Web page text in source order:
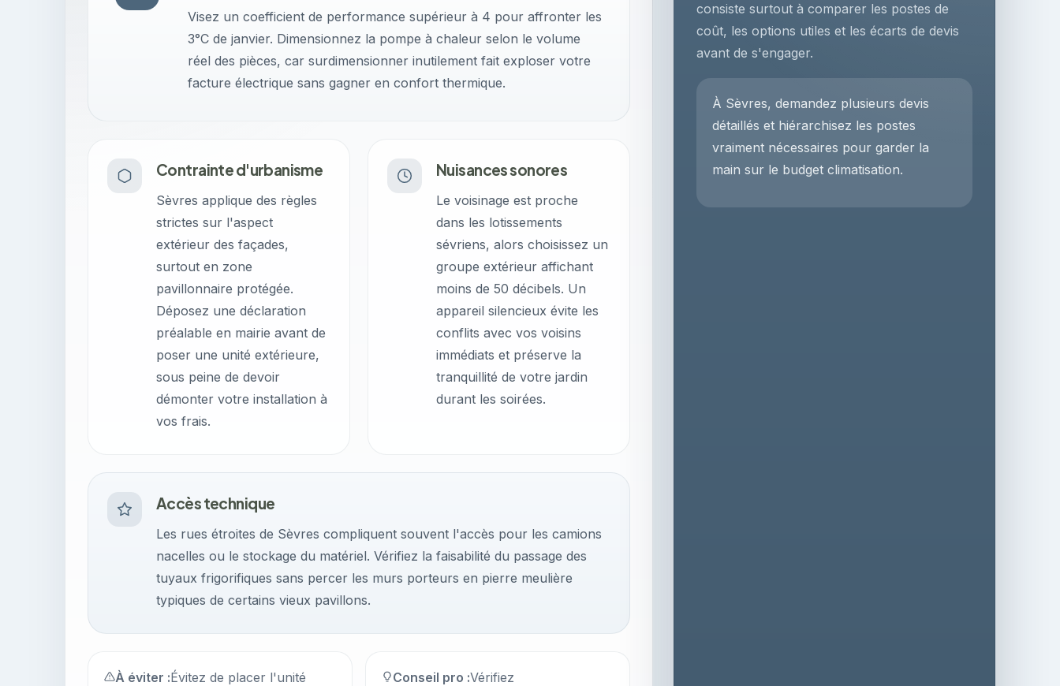
Visez un coefficient de performance supérieur à 4 pour affronter les
3°C de janvier. Dimensionnez la pompe à chaleur selon le volume
réel des pièces, car surdimensionner inutilement fait exploser votre
facture électrique sans gagner en confort thermique.
Contrainte d'urbanisme
Sèvres applique des règles
strictes sur l'aspect
extérieur des façades,
surtout en zone
pavillonnaire protégée.
Déposez une déclaration
préalable en mairie avant de
poser une unité extérieure,
sous peine de devoir
démonter votre installation à
vos frais.
Nuisances sonores
Le voisinage est proche
dans les lotissements
sévriens, alors choisissez un
groupe extérieur affichant
moins de 50 décibels. Un
appareil silencieux évite les
conflits avec vos voisins
immédiats et préserve la
tranquillité de votre jardin
durant les soirées.
Accès technique
Les rues étroites de Sèvres compliquent souvent l'accès pour les camions
nacelles ou le stockage du matériel. Vérifiez la faisabilité du passage des
tuyaux frigorifiques sans percer les murs porteurs en pierre meulière
typiques de certains vieux pavillons.
À éviter :Évitez de placer l'unité
Conseil pro :Vérifiez
consiste surtout à comparer les postes de
coût, les options utiles et les écarts de devis
avant de s'engager.
À Sèvres, demandez plusieurs devis
détaillés et hiérarchisez les postes
vraiment nécessaires pour garder la
main sur le budget climatisation.